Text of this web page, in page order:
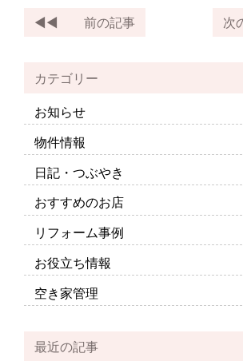
前の記事 次
カテゴリー
お知らせ
物件情報
日記・つぶやき
おすすめのお店
リフォーム事例
お役立ち情報
空き家管理
最近の記事